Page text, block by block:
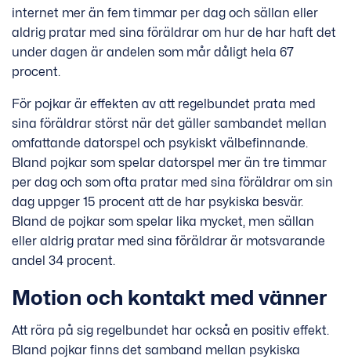
internet mer än fem timmar per dag och sällan eller
aldrig pratar med sina föräldrar om hur de har haft det
under dagen är andelen som mår dåligt hela 67
procent.
För pojkar är effekten av att regelbundet prata med
sina föräldrar störst när det gäller sambandet mellan
omfattande datorspel och psykiskt välbefinnande.
Bland pojkar som spelar datorspel mer än tre timmar
per dag och som ofta pratar med sina föräldrar om sin
dag uppger 15 procent att de har psykiska besvär.
Bland de pojkar som spelar lika mycket, men sällan
eller aldrig pratar med sina föräldrar är motsvarande
andel 34 procent.
Motion och kontakt med vänner
Att röra på sig regelbundet har också en positiv effekt.
Bland pojkar finns det samband mellan psykiska